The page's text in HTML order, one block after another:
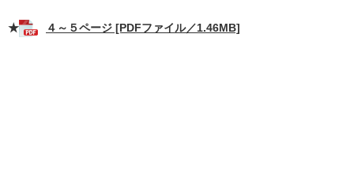
★ ４～５ページ [PDFファイル／1.46MB]